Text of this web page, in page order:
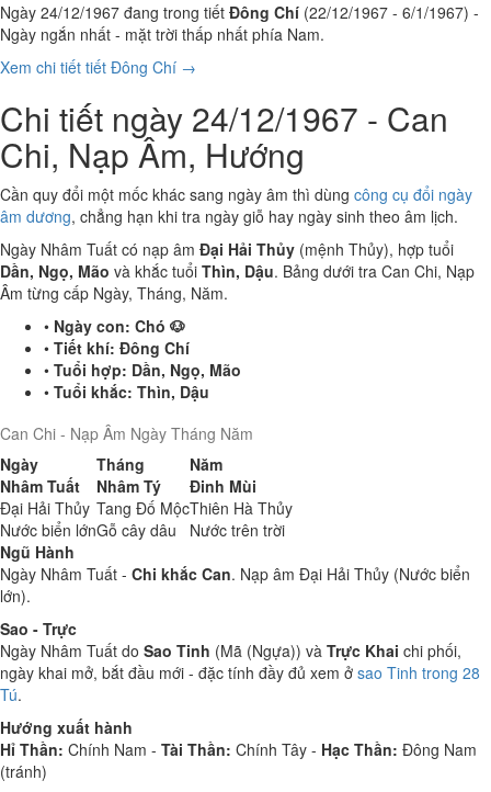
Ngày 24/12/1967 đang trong tiết Đông Chí (22/12/1967 - 6/1/1967) -
Ngày ngắn nhất - mặt trời thấp nhất phía Nam.
Xem chi tiết tiết Đông Chí →
Chi tiết ngày 24/12/1967 - Can
Chi, Nạp Âm, Hướng
Cần quy đổi một mốc khác sang ngày âm thì dùng công cụ đổi ngày
âm dương, chẳng hạn khi tra ngày giỗ hay ngày sinh theo âm lịch.
Ngày Nhâm Tuất có nạp âm Đại Hải Thủy (mệnh Thủy), hợp tuổi
Dần, Ngọ, Mão và khắc tuổi Thìn, Dậu. Bảng dưới tra Can Chi, Nạp
Âm từng cấp Ngày, Tháng, Năm.
• Ngày con: Chó 🐶
• Tiết khí: Đông Chí
• Tuổi hợp: Dần, Ngọ, Mão
• Tuổi khắc: Thìn, Dậu
Can Chi - Nạp Âm Ngày Tháng Năm
Ngày
Tháng
Năm
Nhâm Tuất
Nhâm Tý
Đinh Mùi
Đại Hải Thủy Tang Đố MộcThiên Hà Thủy
Nước biển lớnGỗ cây dâu
Nước trên trời
Ngũ Hành
Ngày Nhâm Tuất - Chi khắc Can. Nạp âm Đại Hải Thủy (Nước biển
lớn).
Sao - Trực
Ngày Nhâm Tuất do Sao Tinh (Mã (Ngựa)) và Trực Khai chi phối,
ngày khai mở, bắt đầu mới - đặc tính đầy đủ xem ở sao Tinh trong 28
Tú.
Hướng xuất hành
Hỉ Thần: Chính Nam - Tài Thần: Chính Tây - Hạc Thần: Đông Nam
(tránh)